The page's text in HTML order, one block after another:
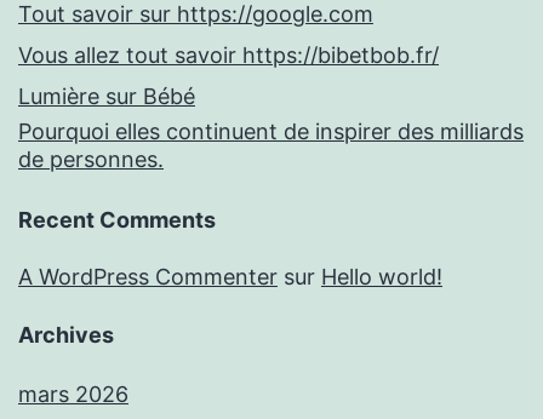
Tout savoir sur https://google.com
Vous allez tout savoir https://bibetbob.fr/
Lumière sur Bébé
Pourquoi elles continuent de inspirer des milliards
de personnes.
Recent Comments
A WordPress Commenter sur Hello world!
Archives
mars 2026